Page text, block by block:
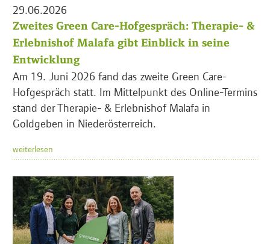
29.06.2026
Zweites Green Care-Hofgespräch: Therapie- &
Erlebnishof Malafa gibt Einblick in seine
Entwicklung
Am 19. Juni 2026 fand das zweite Green Care-
Hofgespräch statt. Im Mittelpunkt des Online-Termins
stand der Therapie- & Erlebnishof Malafa in
Goldgeben in Niederösterreich.
weiterlesen